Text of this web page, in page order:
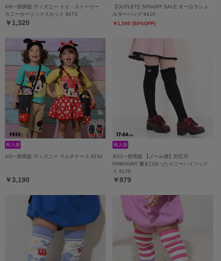
4/8一部再販 ディズニー トイ・ストーリー
スニーカーソックスセット 9173
￥1,320
【OUTLET】50%OFF SALE オーロラショ
ルダーバッグ 9410
￥1,595 (50%OFF)
4/3一部再販 ディズニー マルチケース 9234
￥3,190
3/23一部再販 【メール便】対応可
PINKHUNT 履き口ゆったりニーハイソック
ス 9129
￥979